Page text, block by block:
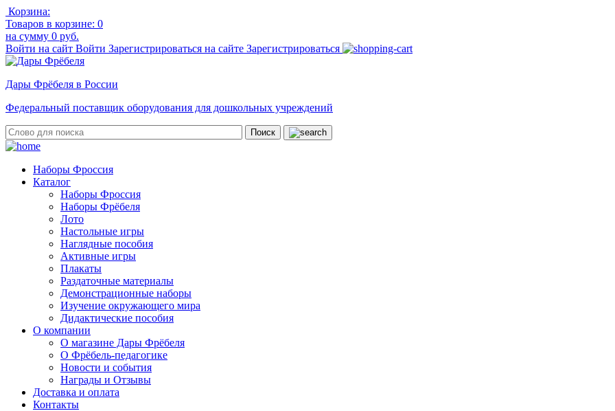
Корзина:
Товаров в корзине: 0
на сумму 0 руб.
Войти на сайт Войти Зарегистрироваться на сайте Зарегистрироваться
Дары Фрёбеля в России
Федеральный поставщик оборудования для дошкольных учреждений
Наборы Фроссия
Каталог
Наборы Фроссия
Наборы Фрёбеля
Лото
Настольные игры
Наглядные пособия
Активные игры
Плакаты
Раздаточные материалы
Демонстрационные наборы
Изучение окружающего мира
Дидактические пособия
О компании
О магазине Дары Фрёбеля
О Фрёбель-педагогике
Новости и события
Награды и Отзывы
Доставка и оплата
Контакты